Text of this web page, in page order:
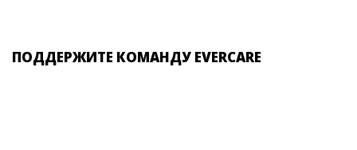
ПОДДЕРЖИТЕ КОМАНДУ EVERCARE